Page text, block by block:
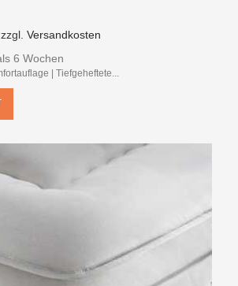
,zzgl.Versandkosten
6 Wochen
| Tiefgeheftete...